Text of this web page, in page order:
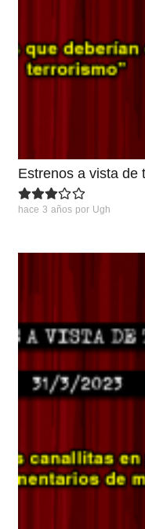
Estrenos a vista de
hace 3 años por Ugh